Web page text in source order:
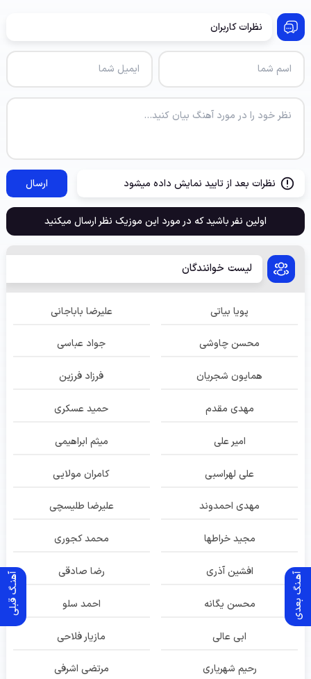
آهنـگ قبلی آهـنگ بعدی
نظرات کاربران
نظرات بعد از تایید نمایش داده میشود ارسال
اولین نفر باشید که در مورد این موزیک نظر ارسال میکنید
لیست خوانندگان
پویا بیاتی علیرضا باباجانی
محسن چاوشی جواد عباسی
همایون شجریان فرزاد فرزین
مهدی مقدم حمید عسکری
امیر علی میثم ابراهیمی
علی لهراسبی کامران مولایی
مهدی احمدوند علیرضا طلیسچی
مجید خراطها محمد کجوری
افشین آذری رضا صادقی
محسن یگانه احمد سلو
ابی عالی مازیار فلاحی
رحیم شهریاری مرتضی اشرفی